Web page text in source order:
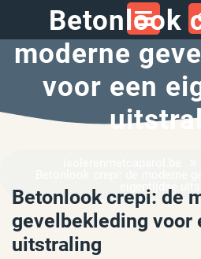
Open
Menu
Betonlook
moderne
voor een
eigentijdse
Betonlook crepi: de
gevelbekleding voor
uitstraling